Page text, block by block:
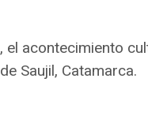
acontecimiento
Saujil, Catamarca.